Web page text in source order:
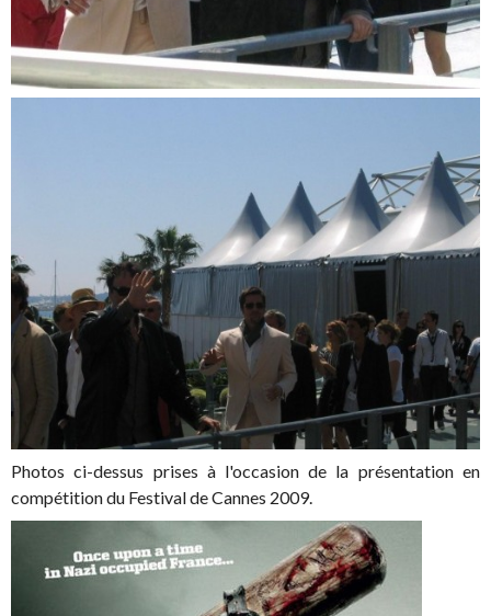
Photos ci-dessus prises à l'occasion de la présentation en
compétition du Festival de Cannes 2009.